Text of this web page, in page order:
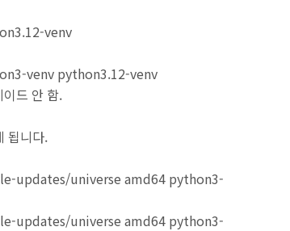
venv
venv python3.12-venv
드 안 함.
됩니다.
updates/universe amd64 python3-
updates/universe amd64 python3-